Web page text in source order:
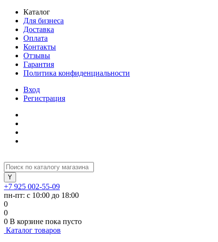
Каталог
Для бизнеса
Доставка
Оплата
Контакты
Отзывы
Гарантия
Политика конфиденциальности
Вход
Регистрация
+7 925 002-55-09
пн-пт: с 10:00 до 18:00
0
0
0 В корзине пока пусто
Каталог товаров